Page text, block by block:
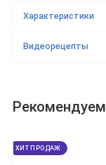
Характеристики
Видеорецепты
Рекомендуем
ХИТ ПРОДАЖ